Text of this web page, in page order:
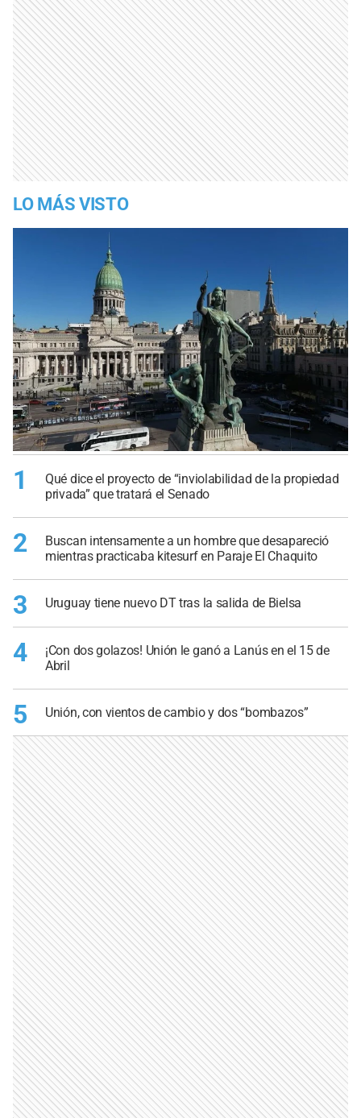
LO MÁS VISTO
1
Qué dice el proyecto de “inviolabilidad de la propiedad
privada” que tratará el Senado
2
Buscan intensamente a un hombre que desapareció
mientras practicaba kitesurf en Paraje El Chaquito
3 Uruguay tiene nuevo DT tras la salida de Bielsa
4
¡Con dos golazos! Unión le ganó a Lanús en el 15 de
Abril
5 Unión, con vientos de cambio y dos “bombazos”